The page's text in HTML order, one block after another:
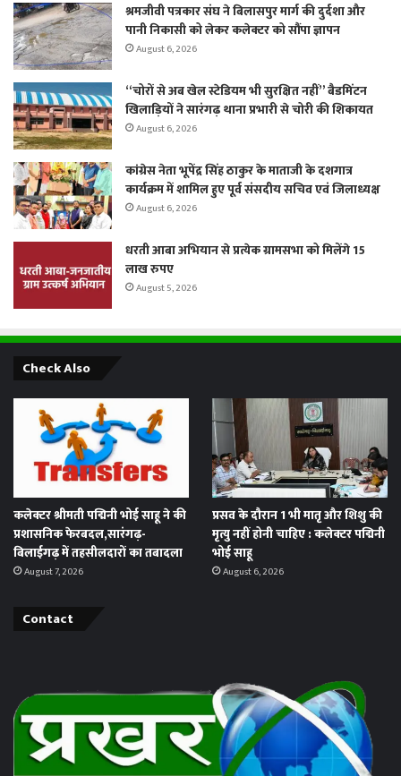
श्रमजीवी पत्रकार संघ ने बिलासपुर मार्ग की दुर्दशा और
पानी निकासी को लेकर कलेक्टर को सौंपा ज्ञापन
August 6, 2026
“चोरों से अब खेल स्टेडियम भी सुरक्षित नहीं” बैडमिंटन
खिलाड़ियों ने सारंगढ़ थाना प्रभारी से चोरी की शिकायत
August 6, 2026
कांग्रेस नेता भूपेंद्र सिंह ठाकुर के माताजी के दशगात्र
कार्यक्रम में शामिल हुए पूर्व संसदीय सचिव एवं जिलाध्यक्ष
August 6, 2026
धरती आबा अभियान से प्रत्येक ग्रामसभा को मिलेंगे 15
लाख रुपए
August 5, 2026
Check Also
कलेक्टर श्रीमती पद्मिनी भोई साहू ने की
प्रशासनिक फेरबदल,सारंगढ़-
बिलाईगढ़ में तहसीलदारों का तबादला
August 7, 2026
प्रसव के दौरान 1 भी मातृ और शिशु की
मृत्यु नहीं होनी चाहिए : कलेक्टर पद्मिनी
भोई साहू
August 6, 2026
Contact